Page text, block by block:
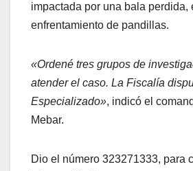
impactada por una bala perdida,
enfrentamiento de pandillas.
«Ordené tres grupos de
atender el caso. La Fiscalía
Especializado», indicó el
Mebar.
Dio el número 323271333, para